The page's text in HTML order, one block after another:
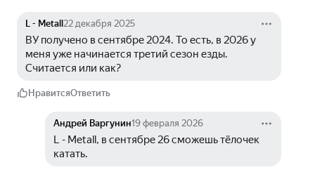
L - Metall 22 декабря 2025
ВУ получено в сентябре 2024. То есть, в 2026 у
меня уже начинается третий сезон езды.
Считается или как?
НравитсяОтветить
Андрей Варгунин19 февраля 2026
L - Metall, в сентябре 26 сможешь тёлочек
катать.